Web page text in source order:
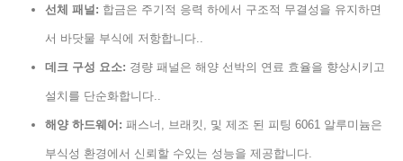
선체 패널: 합금은 주기적 응력 하에서 구조적 무결성을 유지하면
서 바닷물 부식에 저항합니다..
데크 구성 요소: 경량 패널은 해양 선박의 연료 효율을 향상시키고
설치를 단순화합니다..
해양 하드웨어: 패스너, 브래킷, 및 제조 된 피팅 6061 알루미늄은
부식성 환경에서 신뢰할 수있는 성능을 제공합니다.